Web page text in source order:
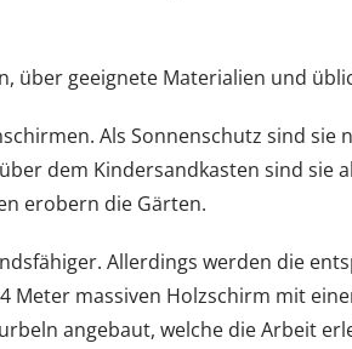
über geeignete Materialien und
Als Sonnenschutz sind sie
dem Kindersandkasten sind sie
erobern die Gärten.
Allerdings werden die
Meter massiven Holzschirm mit
angebaut, welche die Arbeit